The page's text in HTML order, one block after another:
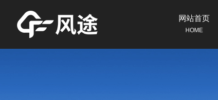
网站首页
HOME